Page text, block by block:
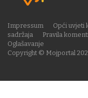
Copyright © Mojportal
Impressum Opći uvjeti
sadržaja
Pravila
Oglašavanje